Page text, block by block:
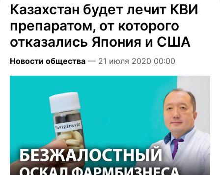
Казахстан будет лечит КВИ
препаратом, от которого
отказались Япония и США
Новости общества — 21 июля 2020 00:00